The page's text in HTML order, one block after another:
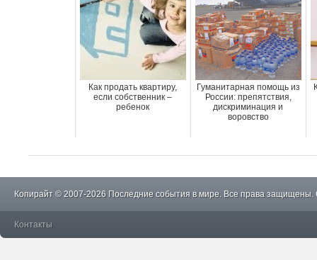
Как продать квартиру,
если собственник –
ребенок
Гуманитарная помощь из
России: препятствия,
дискриминация и
воровство
Копирайт © 2007-2026 Последние события в мире. Все права защищены.
Контакты